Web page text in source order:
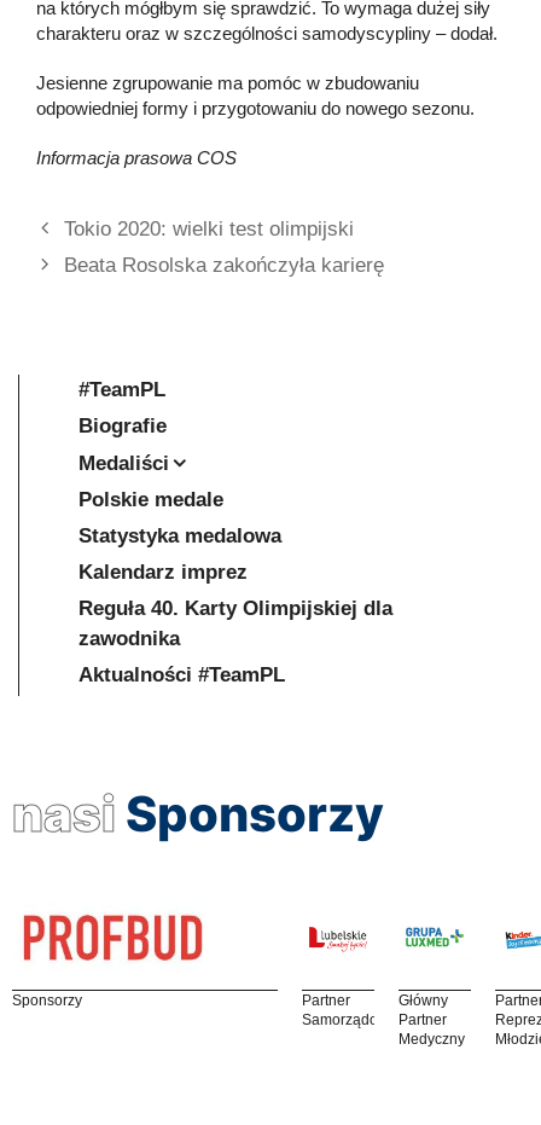
na których mógłbym się sprawdzić. To wymaga dużej siły
charakteru oraz w szczególności samodyscypliny – dodał.
Jesienne zgrupowanie ma pomóc w zbudowaniu
odpowiedniej formy i przygotowaniu do nowego sezonu.
Informacja prasowa COS
Tokio 2020: wielki test olimpijski
Beata Rosolska zakończyła karierę
#TeamPL
Biografie
Medaliści
Polskie medale
Statystyka medalowa
Kalendarz imprez
Reguła 40. Karty Olimpijskiej dla
zawodnika
Aktualności #TeamPL
nasi Sponsorzy
Sponsorzy
Partner
Samorządowy
Główny
Partner
Medyczny